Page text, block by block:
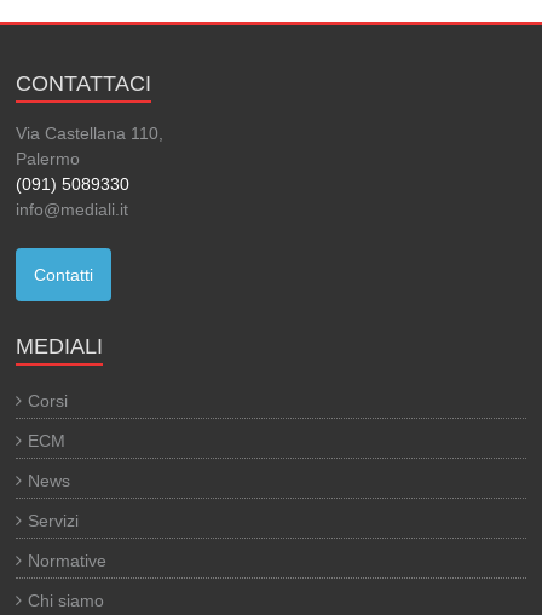
CONTATTACI
Via Castellana 110,
Palermo
(091) 5089330
info@mediali.it
Contatti
MEDIALI
Corsi
ECM
News
Servizi
Normative
Chi siamo